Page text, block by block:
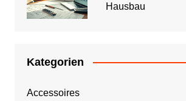
Hausbau
Kategorien
Accessoires